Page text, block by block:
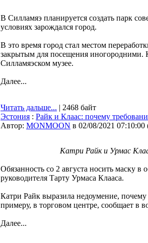
В Силламяэ планируется создать парк
условиях зарождался город.
В это время город стал местом
закрытым для посещения иногородними.
Силламяэском музее.
Далее...
Читать дальше... | 2468 байт
Эстония : Райк и Клаас: почему
Автор: MONMOON в 02/08/2021 07:10:00
Катри Райк и Урмас
Обязанность со 2 августа носить маску
руководителя Тарту Урмаса Клааса.
Катри Райк выразила недоумение,
примеру, в торговом центре, сообщает в
Далее...